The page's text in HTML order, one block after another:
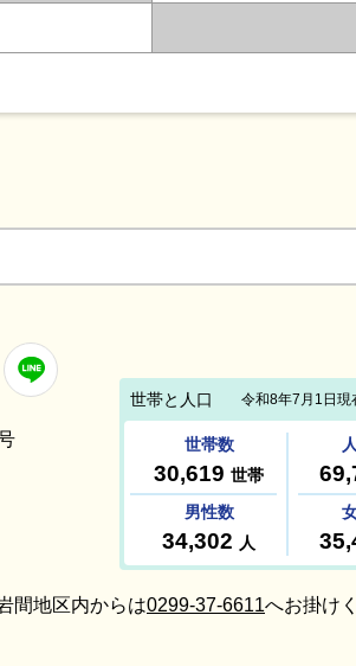
Youtube
岩間地区内からは0299-37-6611へお掛け